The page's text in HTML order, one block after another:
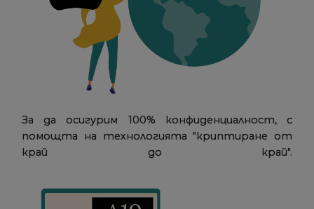
За да осигурим 100% конфиденциалност, с
помощта на технологията "криптиране от
край до край".